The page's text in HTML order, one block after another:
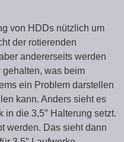
von HDDs nützlich um
der rotierenden
andererseits werden
was beim
ein Problem darstellen
kann. Anders sieht es
in die 3,5″ Halterung setzt.
werden. Das sieht dann